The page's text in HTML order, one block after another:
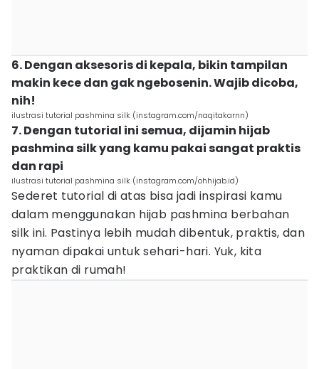
6. Dengan aksesoris di kepala, bikin tampilan
makin kece dan gak ngebosenin. Wajib dicoba,
nih!
ilustrasi tutorial pashmina silk (instagram.com/naqitakarnn)
7. Dengan tutorial ini semua, dijamin hijab
pashmina silk yang kamu pakai sangat praktis
dan rapi
ilustrasi tutorial pashmina silk (instagram.com/ohhijab.id)
Sederet tutorial di atas bisa jadi inspirasi kamu
dalam menggunakan hijab pashmina berbahan
silk ini. Pastinya lebih mudah dibentuk, praktis, dan
nyaman dipakai untuk sehari-hari. Yuk, kita
praktikan di rumah!